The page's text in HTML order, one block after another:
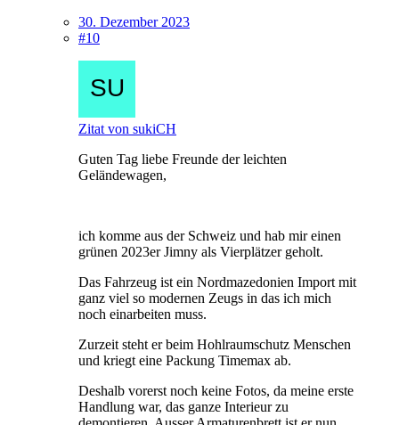
30. Dezember 2023
#10
Zitat von sukiCH
Guten Tag liebe Freunde der leichten
Geländewagen,
ich komme aus der Schweiz und hab mir einen
grünen 2023er Jimny als Vierplätzer geholt.
Das Fahrzeug ist ein Nordmazedonien Import mit
ganz viel so modernen Zeugs in das ich mich
noch einarbeiten muss.
Zurzeit steht er beim Hohlraumschutz Menschen
und kriegt eine Packung Timemax ab.
Deshalb vorerst noch keine Fotos, da meine erste
Handlung war, das ganze Interieur zu